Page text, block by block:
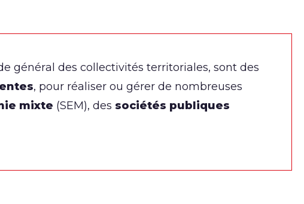
général des collectivités territoriales, sont des
, pour réaliser ou gérer de nombreuses
mixte (SEM), des sociétés publiques